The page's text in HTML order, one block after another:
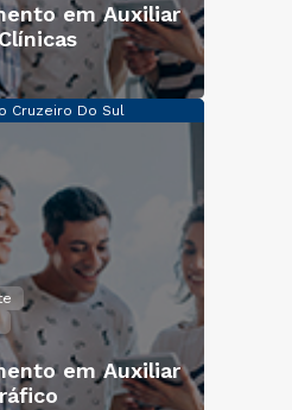
em Auxiliar
Cruzeiro Do Sul
em Auxiliar